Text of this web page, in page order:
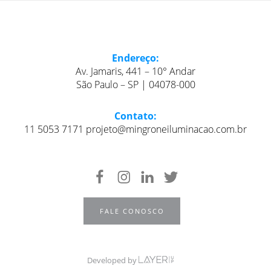
Endereço:
Av. Jamaris, 441 – 10° Andar
São Paulo – SP | 04078-000
Contato:
11 5053 7171 projeto@mingroneiluminacao.com.br
FALE CONOSCO
Developed by